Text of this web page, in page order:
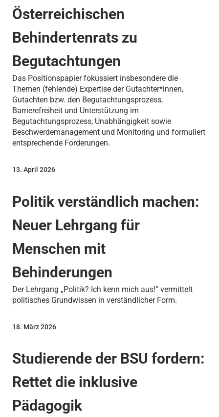
Österreichischen
Behindertenrats zu
Begutachtungen
Das Positionspapier fokussiert insbesondere die
Themen (fehlende) Expertise der Gutachter*innen,
Gutachten bzw. den Begutachtungsprozess,
Barrierefreiheit und Unterstützung im
Begutachtungsprozess, Unabhängigkeit sowie
Beschwerdemanagement und Monitoring und formuliert
entsprechende Forderungen.
Politik verständlich machen:
Neuer Lehrgang für
Menschen mit
Behinderungen
13. April 2026
Der Lehrgang „Politik? Ich kenn mich aus!“ vermittelt
politisches Grundwissen in verständlicher Form.
Studierende der BSU fordern:
Rettet die inklusive
Pädagogik
18. März 2026